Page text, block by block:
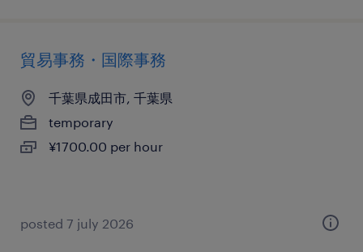
貿易事務・国際事務
千葉県成田市, 千葉県
temporary
¥1700.00 per hour
posted 7 july 2026